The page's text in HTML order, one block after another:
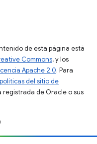
de esta página está
Commons, y los
Apache 2.0. Para
políticas del sitio de
registrada de Oracle o sus